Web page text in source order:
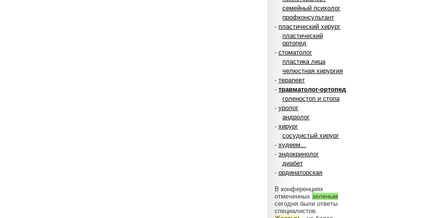
семейный психолог
профконсультант
- пластический хирург
пластический
ортопед
- стоматолог
пластика лица
челюстная хирургия
- терапевт
- травматолог-ортопед
голеностоп и стопа
- уролог
андролог
- хирург
сосудистый хирург
- худеем...
- эндокринолог
диабет
- ординаторская
В конференциях
отмеченных зеленым
сегодня были ответы
специалистов.